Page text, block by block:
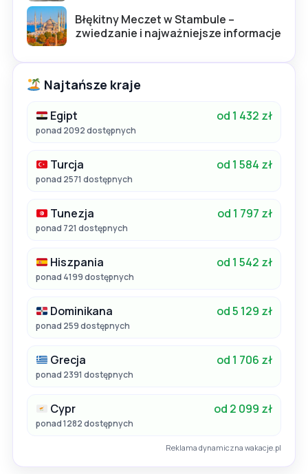
Błękitny Meczet w Stambule –
zwiedzanie i najważniejsze informacje
Najtańsze kraje
Egipt od 1 432 zł
ponad 2092 dostępnych
Turcja od 1 584 zł
ponad 2571 dostępnych
Tunezja od 1 797 zł
ponad 721 dostępnych
Hiszpania od 1 542 zł
ponad 4199 dostępnych
Dominikana od 5 129 zł
ponad 259 dostępnych
Grecja od 1 706 zł
ponad 2391 dostępnych
Cypr od 2 099 zł
ponad 1282 dostępnych
Reklama dynamiczna wakacje.pl